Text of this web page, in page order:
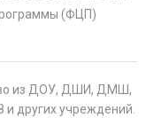
(ФЦП)
из ДОУ, ДШИ, ДМШ,
других учреждений.